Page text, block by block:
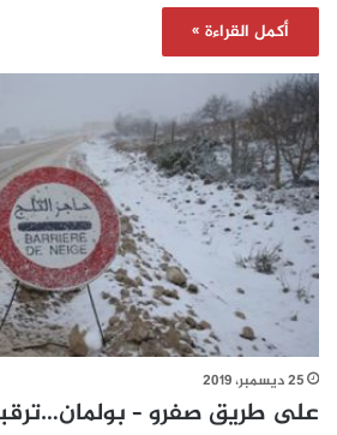
أكمل القراءة »
25 ديسمبر، 2019
على طريق صفرو –